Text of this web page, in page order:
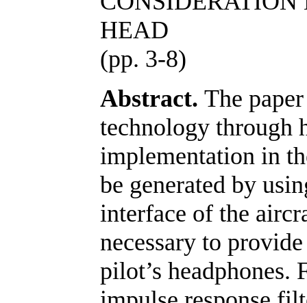
HEAD
(pp. 3-8)
Abstract. The
technology through
implementation in
be generated by
interface of the
necessary to
pilot’s headphones.